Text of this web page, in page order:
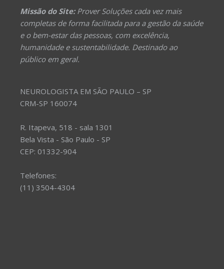
Missão do Site:Prover Soluções cada vez mais
completas de forma facilitada para a gestão da saúde
e o bem-estar das pessoas, com excelência,
humanidade e sustentabilidade. Destinado ao
público em geral.
NEUROLOGISTA EM SÃO PAULO – SP
CRM-SP 160074
R. Itapeva, 518 - sala 1301
Bela Vista - São Paulo - SP
CEP: 01332-904
Telefones:
(11) 3504-4304